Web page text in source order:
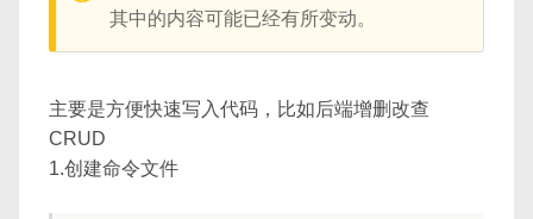
其中的内容可能已经有所变动。
主要是方便快速写入代码，比如后端增删改查
CRUD
1.创建命令文件